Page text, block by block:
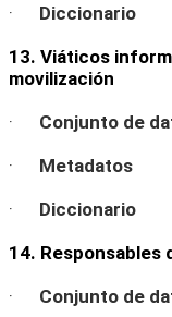
· Diccionario
13. Viáticos
movilización
· Conjunto de
· Metadatos
· Diccionario
14. Responsables
· Conjunto de